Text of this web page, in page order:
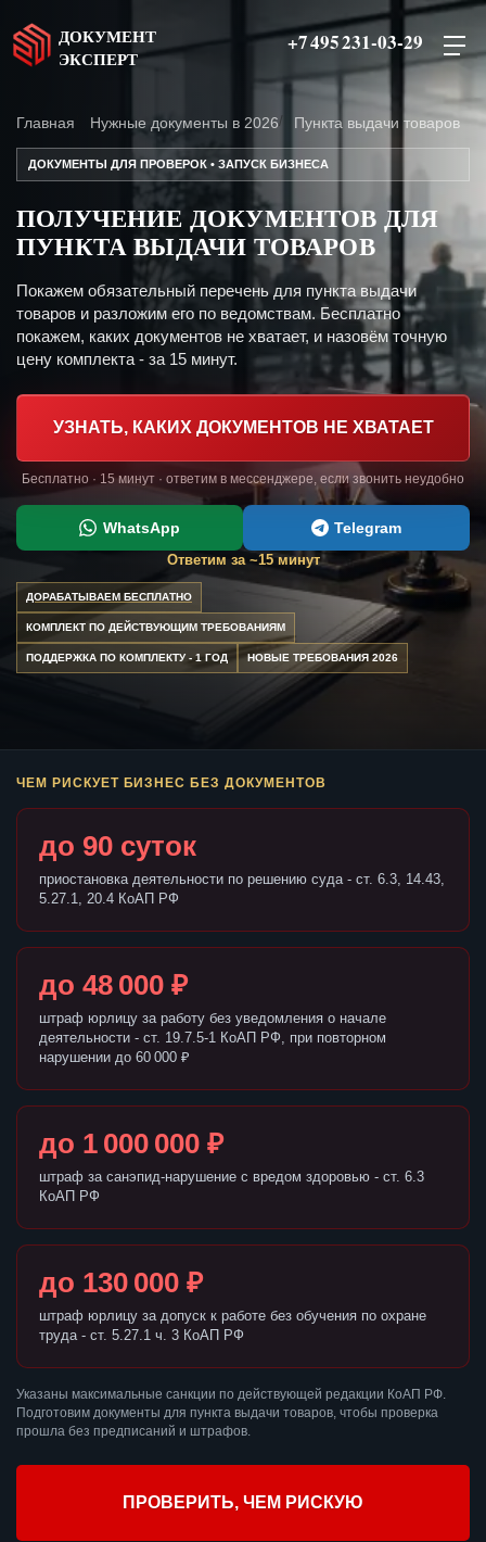
ДОКУМЕНТ
ЭКСПЕРТ
+7 495 231-03-29
Главная Нужные документы в 2026 Пункта выдачи товаров
ДОКУМЕНТЫ ДЛЯ ПРОВЕРОК • ЗАПУСК БИЗНЕСА
ПОЛУЧЕНИЕ ДОКУМЕНТОВ ДЛЯ
ПУНКТА ВЫДАЧИ ТОВАРОВ
Покажем обязательный перечень для пункта выдачи
товаров и разложим его по ведомствам. Бесплатно
покажем, каких документов не хватает, и назовём точную
цену комплекта - за 15 минут.
УЗНАТЬ, КАКИХ ДОКУМЕНТОВ НЕ ХВАТАЕТ
Бесплатно · 15 минут · ответим в мессенджере, если звонить неудобно
WhatsApp Telegram
Ответим за ~15 минут
ДОРАБАТЫВАЕМ БЕСПЛАТНО
КОМПЛЕКТ ПО ДЕЙСТВУЮЩИМ ТРЕБОВАНИЯМ
ПОДДЕРЖКА ПО КОМПЛЕКТУ - 1 ГОД НОВЫЕ ТРЕБОВАНИЯ 2026
ЧЕМ РИСКУЕТ БИЗНЕС БЕЗ ДОКУМЕНТОВ
до 90 суток
приостановка деятельности по решению суда - ст. 6.3, 14.43,
5.27.1, 20.4 КоАП РФ
до 48 000 ₽
штраф юрлицу за работу без уведомления о начале
деятельности - ст. 19.7.5-1 КоАП РФ, при повторном
нарушении до 60 000 ₽
до 1 000 000 ₽
штраф за санэпид-нарушение с вредом здоровью - ст. 6.3
КоАП РФ
до 130 000 ₽
штраф юрлицу за допуск к работе без обучения по охране
труда - ст. 5.27.1 ч. 3 КоАП РФ
Указаны максимальные санкции по действующей редакции КоАП РФ.
Подготовим документы для пункта выдачи товаров, чтобы проверка
прошла без предписаний и штрафов.
ПРОВЕРИТЬ, ЧЕМ РИСКУЮ